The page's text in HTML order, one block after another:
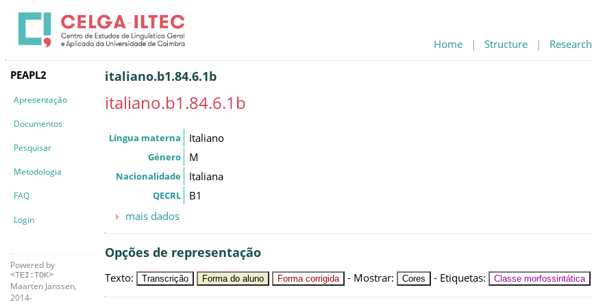
Home | Structure | Research
PEAPL2
Apresentação
Documentos
Pesquisar
Metodologia
FAQ
Login
Powered by
<TEI:TOK>
Maarten Janssen,
2014-
italiano.b1.84.6.1b
italiano.b1.84.6.1b
Língua materna Italiano
Género M
Nacionalidade Italiana
QECRL
B1
mais dados
Opções de representação
Texto: Transcrição Forma do aluno Forma corrigida - Mostrar: Cores - Etiquetas: Classe morfossintática